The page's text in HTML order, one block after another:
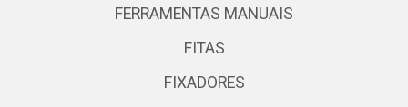
FERRAMENTAS MANUAIS
FITAS
FIXADORES